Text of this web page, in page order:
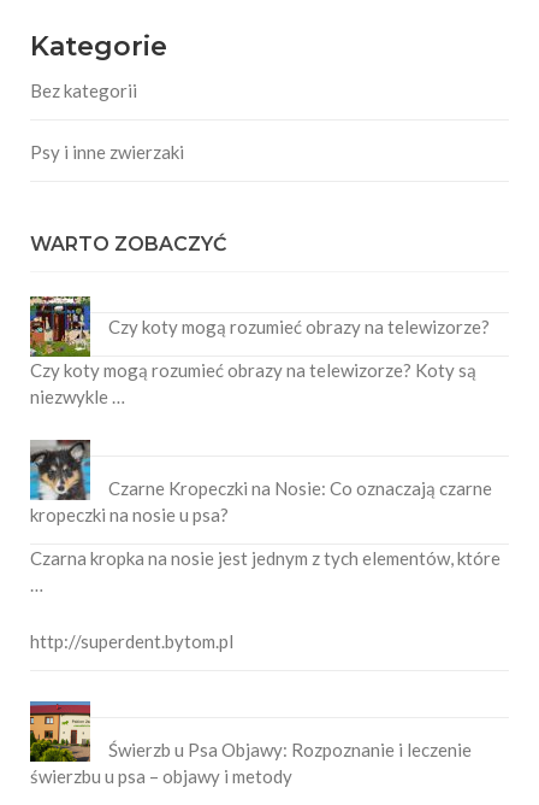
Kategorie
Bez kategorii
Psy i inne zwierzaki
WARTO ZOBACZYĆ
Czy koty mogą rozumieć obrazy na telewizorze?
Czy koty mogą rozumieć obrazy na telewizorze? Koty są
niezwykle …
Czarne Kropeczki na Nosie: Co oznaczają czarne
kropeczki na nosie u psa?
Czarna kropka na nosie jest jednym z tych elementów, które
…
http://superdent.bytom.pl
Świerzb u Psa Objawy: Rozpoznanie i leczenie
świerzbu u psa – objawy i metody